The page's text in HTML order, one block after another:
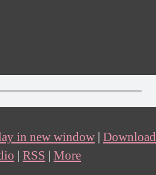
in new window | Download
| RSS | More